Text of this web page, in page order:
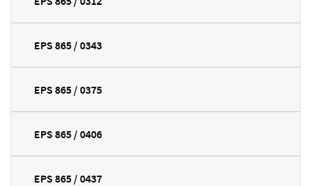
EPS 865 / 0343
EPS 865 / 0375
EPS 865 / 0406
EPS 865 / 0437